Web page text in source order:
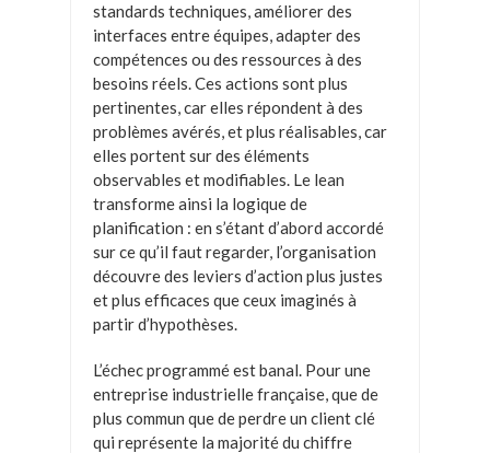
standards techniques, améliorer des
interfaces entre équipes, adapter des
compétences ou des ressources à des
besoins réels. Ces actions sont plus
pertinentes, car elles répondent à des
problèmes avérés, et plus réalisables, car
elles portent sur des éléments
observables et modifiables. Le lean
transforme ainsi la logique de
planification : en s’étant d’abord accordé
sur ce qu’il faut regarder, l’organisation
découvre des leviers d’action plus justes
et plus efficaces que ceux imaginés à
partir d’hypothèses.
L’échec programmé est banal. Pour une
entreprise industrielle française, que de
plus commun que de perdre un client clé
qui représente la majorité du chiffre